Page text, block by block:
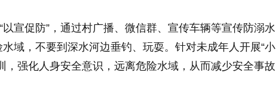
以宣促防”，通过村广播、微信群、宣传车辆等宣传防溺水
域，不要到深水河边垂钓、玩耍。针对未成年人开展“小
，强化人身安全意识，远离危险水域，从而减少安全事故